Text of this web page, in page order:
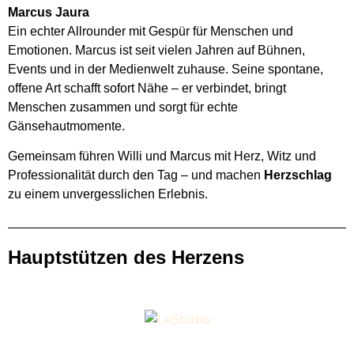
Marcus Jaura
Ein echter Allrounder mit Gespür für Menschen und
Emotionen. Marcus ist seit vielen Jahren auf Bühnen,
Events und in der Medienwelt zuhause. Seine spontane,
offene Art schafft sofort Nähe – er verbindet, bringt
Menschen zusammen und sorgt für echte
Gänsehautmomente.
Gemeinsam führen Willi und Marcus mit Herz, Witz und
Professionalität durch den Tag – und machen Herzschlag
zu einem unvergesslichen Erlebnis.
Hauptstützen des Herzens